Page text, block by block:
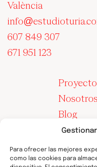
Para ofrecer las mejores
como las cookies para
València
607 849 307
671 951 123
Nosotros
Blog
Contacto